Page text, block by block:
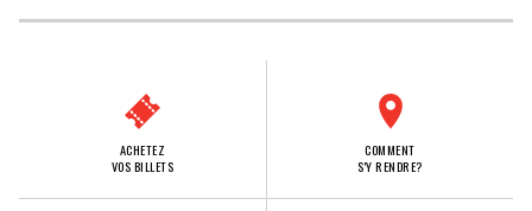
ACHETEZ
VOS BILLETS
COMMENT
S'Y RENDRE?